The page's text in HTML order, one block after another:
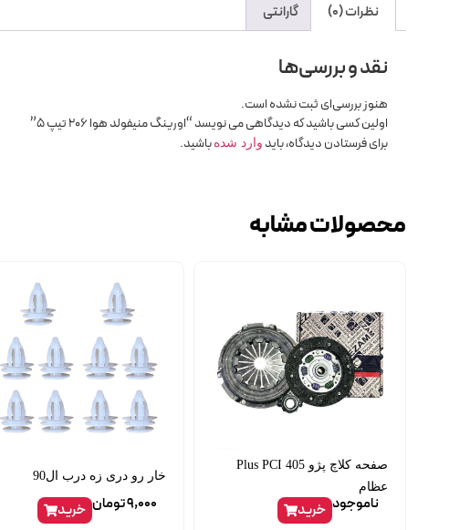
نظرات (0) گارانتی
نقد و بررسی‌ها
هنوز بررسی‌ای ثبت نشده است.
اولین کسی باشید که دیدگاهی می نویسد “اورینگ منیفولد هوا 206 تیپ 5”
برای فرستادن دیدگاه، باید وارد شده باشید.
محصولات مشابه
صفحه کلاچ پژو 405 Plus PCI
عظام
ناموجود خرید
خار رو دری زه درب ال90
9,000تومان خرید